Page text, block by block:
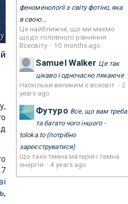
феноменології з світу фотіно, яка
в свою...
Це найближче, що ми маємо
щодо головного рівняння
Всесвіту · 10 months ago
Samuel Walker Це так
цікаво і одночасно лякаюче
Наскільки великим є всесвіт · 2
years ago
Футуро Все, що вам треба
та багато чого іншого -
toloka.to(потрібно
зареєструватися)
Що таке темна матерія і темна
енергія ·4 years ago